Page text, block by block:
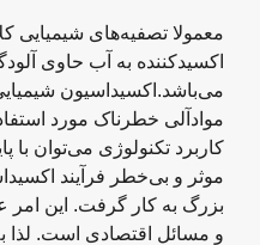
معمولا تصفیه‌های شیمیایی
اکسیدکننده به آب حاوی
می‌باشد.اکسیداسیون
مواد‌آلی خطرناک مورد
کاربرد تکنولوژی می‌توان با
موثر و بی‌خطر فرآیند
بزرگ به کار گرفت. این امر
و مسائل اقتصادی است.